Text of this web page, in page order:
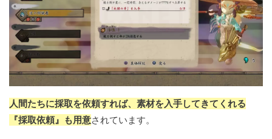
人間たちに採取を依頼すれば、素材を入手してきてくれる
『採取依頼』も用意されています。